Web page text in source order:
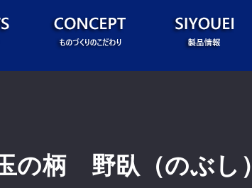
の柄 野臥（のぶし）